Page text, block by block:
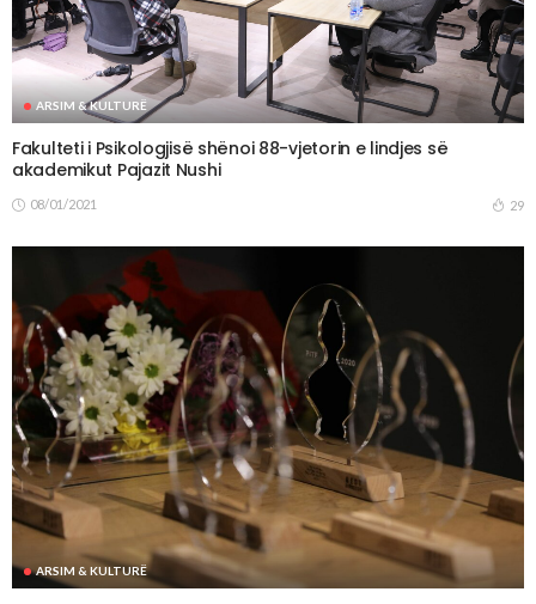
ARSIM & KULTURË
Fakulteti i Psikologjisë shënoi 88-vjetorin e lindjes së
akademikut Pajazit Nushi
08/01/2021 29
ARSIM & KULTURË